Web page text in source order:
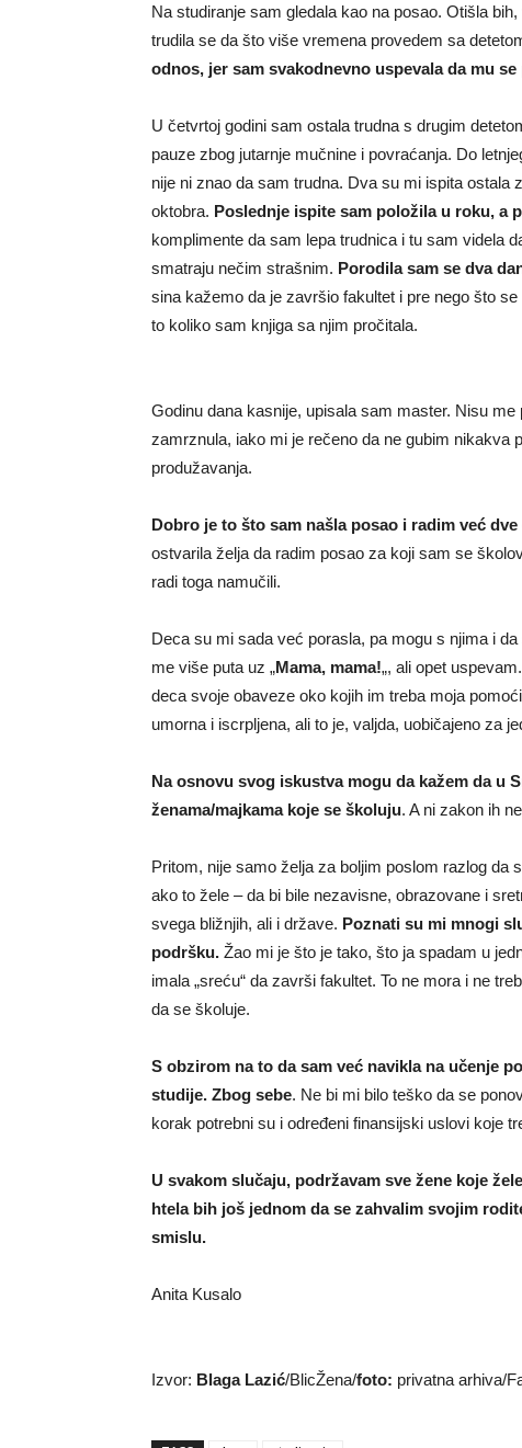
Na studiranje sam gledala kao na posao. Otišla
trudila se da što više vremena provedem sa
odnos, jer sam svakodnevno uspevala da mu
U četvrtoj godini sam ostala trudna s drugim
pauze zbog jutarnje mučnine i povraćanja. Do
nije ni znao da sam trudna. Dva su mi ispita ostala
oktobra. Poslednje ispite sam položila u roku, a
komplimente da sam lepa trudnica i tu sam videla
smatraju nečim strašnim. Porodila sam se dva
sina kažemo da je završio fakultet i pre nego što
to koliko sam knjiga sa njim pročitala.
Godinu dana kasnije, upisala sam master. Nisu
zamrznula, iako mi je rečeno da ne gubim
produžavanja.
Dobro je to što sam našla posao i radim već
ostvarila želja da radim posao za koji sam se
radi toga namučili.
Deca su mi sada već porasla, pa mogu s njima i
me više puta uz „Mama, mama!„, ali opet
deca svoje obaveze oko kojih im treba moja
umorna i iscrpljena, ali to je, valjda, uobičajeno za
Na osnovu svog iskustva mogu da kažem da u
ženama/majkama koje se školuju. A ni zakon ih
Pritom, nije samo želja za boljim poslom razlog da
ako to žele – da bi bile nezavisne, obrazovane i
svega bližnjih, ali i države. Poznati su mi mnogi
podršku. Žao mi je što je tako, što ja spadam u
imala „sreću“ da završi fakultet. To ne mora i ne
da se školuje.
S obzirom na to da sam već navikla na učenje
studije. Zbog sebe. Ne bi mi bilo teško da se
korak potrebni su i određeni finansijski uslovi koje
U svakom slučaju, podržavam sve žene koje
htela bih još jednom da se zahvalim svojim
smislu.
Anita Kusalo
Izvor: Blaga Lazić/BlicŽena/foto: privatna arhiva/